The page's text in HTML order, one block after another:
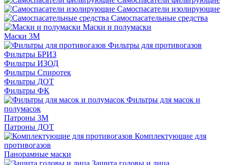
Самоспасатели изолирующие
Самоспасательные средства
Маски и полумаски
Маски 3М
Фильтры для противогазов
Фильтры БРИЗ
Фильтры ИЗОД
Фильтры Спиротек
Фильтры ДОТ
Фильтры ФК
Фильтры для масок и
полумасок
Патроны 3М
Патроны ДОТ
Комплектующие для
противогазов
Панорамные маски
Защита головы и лица